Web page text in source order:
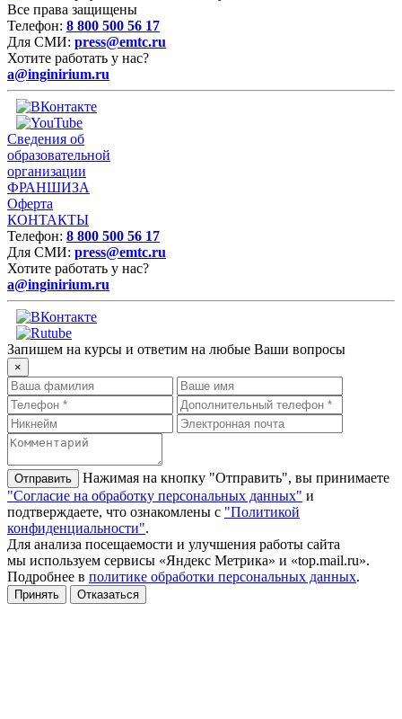
Все права защищены
Телефон: 8 800 500 56 17
Для СМИ: press@emtc.ru
Хотите работать у нас?
a@inginirium.ru
Сведения об
образовательной
организации
ФРАНШИЗА
Оферта
КОНТАКТЫ
Телефон: 8 800 500 56 17
Для СМИ: press@emtc.ru
Хотите работать у нас?
a@inginirium.ru
Запишем на курсы и ответим на любые Ваши вопросы
×
Нажимая на кнопку "Отправить", вы принимаете
"Согласие на обработку персональных данных" и
подтверждаете, что ознакомлены с "Политикой
конфиденциальности".
Для анализа посещаемости и улучшения работы сайта
мы используем сервисы «Яндекс Метрика» и «top.mail.ru».
Подробнее в политике обработки персональных данных.
Принять Отказаться